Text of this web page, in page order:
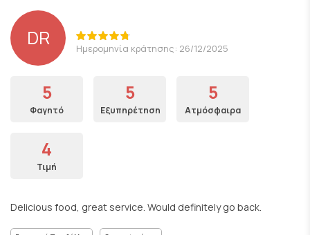
DR Ημερομηνία κράτησης: 26/12/2025
5
Φαγητό
5
Εξυπηρέτηση
5
Ατμόσφαιρα
4
Τιμή
Delicious food, great service. Would definitely go back.